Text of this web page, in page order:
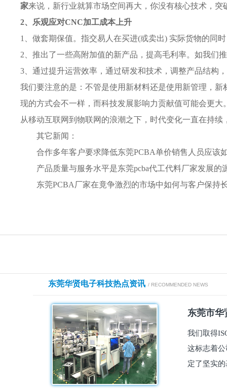
家来说，新行业就算市场空间再大，你没有核心技术，
2、乐观应对CNC加工成本上升
1、做套期保值。指交易人在买进(或卖出) 实际货物的同
2、推出了一些高附加值的新产品，提高毛利率。如我们
3、通过提升运营效率，通过研发和技术，调整产品结构
我们要注意的是：不管是使用新材料还是使用新管理，
现的方式会不一样，而科技发展影响力贡献值可能会更大
从移动互联网到物联网的浪潮之下，时代变化一直在持
其它新闻：
合作多年客户要求降低东莞PCBA单价销售人员应该
产品质量与服务水平是东莞pcba代工代料厂家发展的
东莞PCBA厂家在竟争激烈的市场中如何与客户保持
东莞华贤电子科技热点资讯 / RECOMMENDED NEWS
东莞市华
我们取得
这标志着
定了坚实